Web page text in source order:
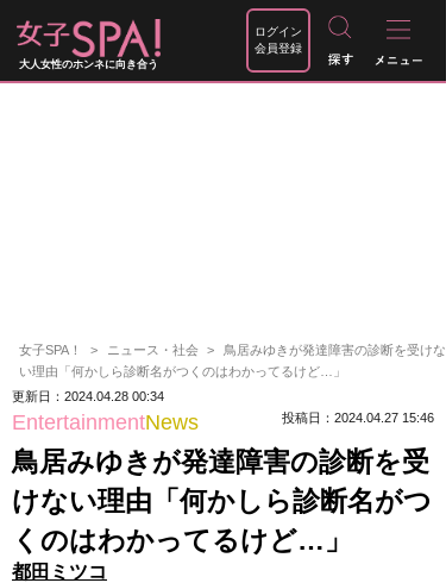
大人女性のホンネに向き合う
ログイン
会員登録
女子SPA！ ニュース・社会
鳥居みゆきが発達障害の診断を受けな
い理由「何かしら診断名がつくのはわかってるけど…」
更新日：2024.04.28 00:34
EntertainmentNews 投稿日：2024.04.27 15:46
鳥居みゆきが発達障害の診断を受
けない理由「何かしら診断名がつ
くのはわかってるけど…」
都田ミツコ